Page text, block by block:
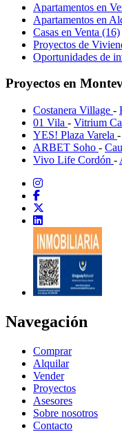
Apartamentos en
Apartamentos en
Casas en Venta (16)
Proyectos de
Oportunidades de
Proyectos en
Costanera Village -
01 Vila - Vitrium
YES! Plaza Varela -
ARBET Soho -
Vivo Life Cordón -
Navegación
Comprar
Alquilar
Vender
Proyectos
Asesores
Sobre nosotros
Contacto